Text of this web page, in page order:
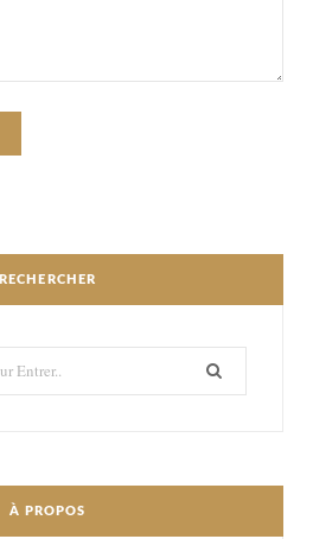
RECHERCHER
À PROPOS